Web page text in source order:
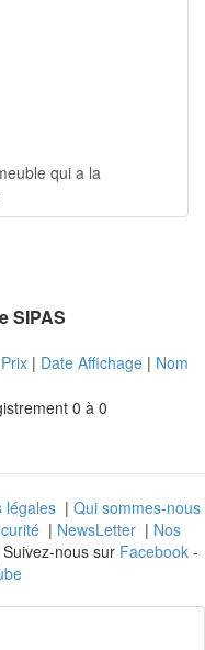
qui a la
SIPAS
Prix | Date Affichage | Nom
0 à 0
légales | Qui sommes-nous
| NewsLetter | Nos
Suivez-nous sur Facebook -